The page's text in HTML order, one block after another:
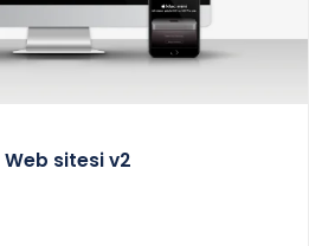
Web sitesi v2